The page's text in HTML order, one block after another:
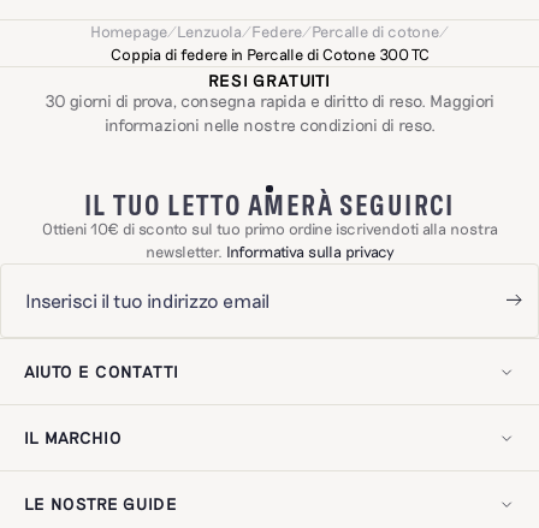
Homepage/Lenzuola/Federe/Percalle di cotone/
Coppia di federe in Percalle di Cotone 300 TC
RESI GRATUITI
30 giorni di prova, consegna rapida e diritto di reso. Maggiori
informazioni nelle nostre condizioni di reso.
IL TUO LETTO AMERÀ SEGUIRCI
Ottieni 10€ di sconto sul tuo primo ordine iscrivendoti alla nostra
newsletter. Informativa sulla privacy
AIUTO E CONTATTI
Contattaci!
Spedizioni e resi
Domande frequenti
Recensioni dei clienti
IL MARCHIO
Il nostro savoir-faire
Il nostro impegno
LE NOSTRE GUIDE